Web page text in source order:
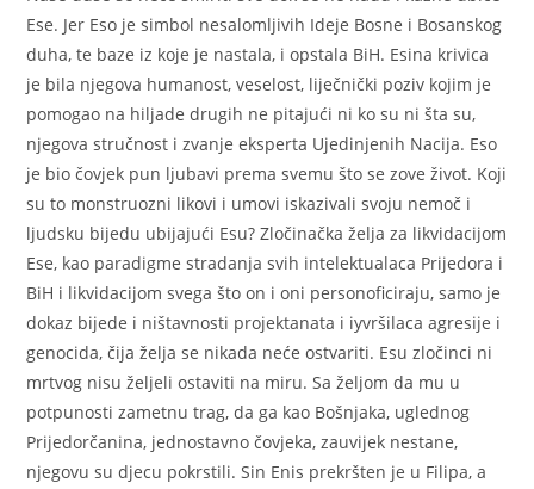
Ese. Jer Eso je simbol nesalomljivih Ideje Bosne i Bosanskog
duha, te baze iz koje je nastala, i opstala BiH. Esina krivica
je bila njegova humanost, veselost, liječnički poziv kojim je
pomogao na hiljade drugih ne pitajući ni ko su ni šta su,
njegova stručnost i zvanje eksperta Ujedinjenih Nacija. Eso
je bio čovjek pun ljubavi prema svemu što se zove život. Koji
su to monstruozni likovi i umovi iskazivali svoju nemoč i
ljudsku bijedu ubijajući Esu? Zločinačka želja za likvidacijom
Ese, kao paradigme stradanja svih intelektualaca Prijedora i
BiH i likvidacijom svega što on i oni personoficiraju, samo je
dokaz bijede i ništavnosti projektanata i iyvršilaca agresije i
genocida, čija želja se nikada neće ostvariti. Esu zločinci ni
mrtvog nisu željeli ostaviti na miru. Sa željom da mu u
potpunosti zametnu trag, da ga kao Bošnjaka, uglednog
Prijedorčanina, jednostavno čovjeka, zauvijek nestane,
njegovu su djecu pokrstili. Sin Enis prekršten je u Filipa, a